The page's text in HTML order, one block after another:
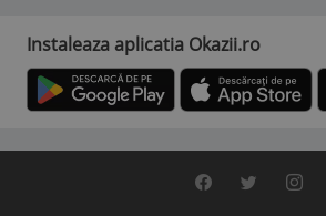
Instaleaza aplicatia Okazii.ro